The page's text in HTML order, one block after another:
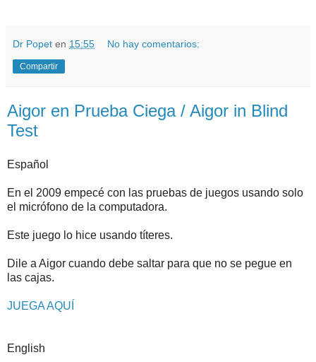
Dr Popet en 15:55 No hay comentarios:
Compartir
Aigor en Prueba Ciega / Aigor in Blind
Test
Español
En el 2009 empecé con las pruebas de juegos usando solo
el micrófono de la computadora.
Este juego lo hice usando títeres.
Dile a Aigor cuando debe saltar para que no se pegue en
las cajas.
JUEGA AQUÍ
English